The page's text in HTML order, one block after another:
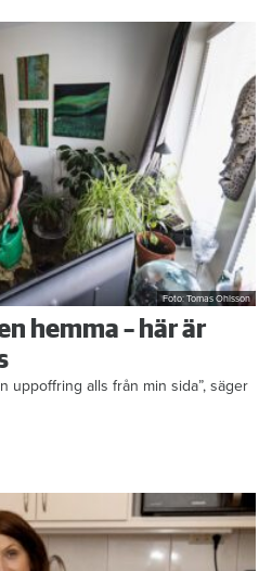
Foto: Tomas Ohlsson
hemma – här är
uppoffring alls från min sida”, säger